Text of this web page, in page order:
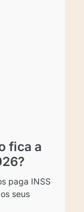
fica a
paga INSS
seus